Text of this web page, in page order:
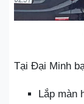
Tại Đại Minh
Lắp màn